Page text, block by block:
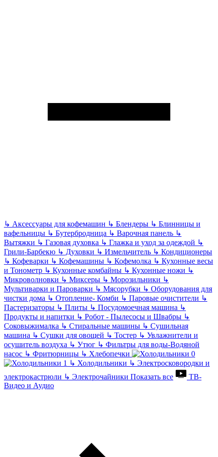
↳ Аксессуары для кофемашин ↳ Блендеры ↳ Блинницы и
вафельницы ↳ Бутербродница ↳ Варочная панель ↳
Вытяжки ↳ Газовая духовка ↳ Глажка и уход за одеждой ↳
Грили-Барбекю ↳ Духовки ↳ Измельчитель ↳ Кондиционеры
↳ Кофеварки ↳ Кофемашины ↳ Кофемолка ↳ Кухонные весы
и Тонометр ↳ Кухонные комбайны ↳ Кухонные ножи ↳
Микроволновки ↳ Миксеры ↳ Морозильники ↳
Мультиварки и Пароварки ↳ Мясорубки ↳ Оборудования для
чистки дома ↳ Отопление- Комби ↳ Паровые очистители ↳
Пастеризаторы ↳ Плиты ↳ Посудомоечная машина ↳
Продукты и напитки ↳ Робот - Пылесосы и Швабры ↳
Соковыжималка ↳ Стиральные машины ↳ Сушильная
машина ↳ Сушки для овощей ↳ Тостер ↳ Увлажнители и
осушитель воздуха ↳ Утюг ↳ Фильтры для воды-Водяной
насос ↳ Фритюрницы ↳ Хлебопечки
↳ Холодильники ↳ Электросковородки и
электрокастрюли ↳ Электрочайники Показать все
ТВ-
Видео и Аудио